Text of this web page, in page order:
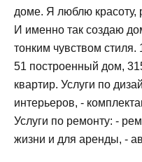
доме. Я люблю красоту,
И именно так создаю
тонким чувством стиля.
51 построенный дом,
квартир. Услуги по
интерьеров, -
Услуги по ремонту: -
жизни и для аренды, -